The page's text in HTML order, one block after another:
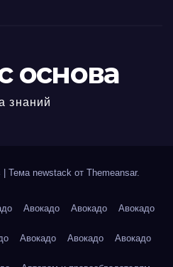
основа
знаний
Тема newstack от Themeansar.
Авокадо Авокадо Авокадо
Авокадо Авокадо Авокадо